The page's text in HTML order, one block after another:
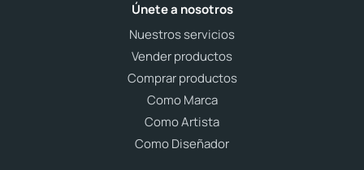
Únete a nosotros
Nuestros servicios
Vender productos
Comprar productos
Como Marca
Como Artista
Como Diseñador